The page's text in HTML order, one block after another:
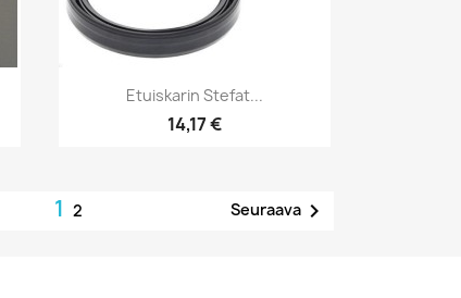
Pikakatselu
Etuiskarin Stefat...
14,17 €
1 2 Seuraava